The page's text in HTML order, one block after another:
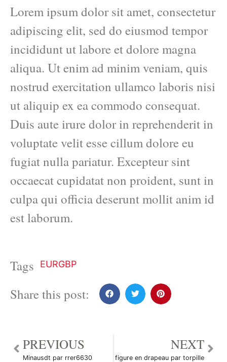
Lorem ipsum dolor sit amet, consectetur
adipiscing elit, sed do eiusmod tempor
incididunt ut labore et dolore magna
aliqua. Ut enim ad minim veniam, quis
nostrud exercitation ullamco laboris nisi
ut aliquip ex ea commodo consequat.
Duis aute irure dolor in reprehenderit in
voluptate velit esse cillum dolore eu
fugiat nulla pariatur. Excepteur sint
occaecat cupidatat non proident, sunt in
culpa qui officia deserunt mollit anim id
est laborum.
Tags EURGBP
Share this post:
PREVIOUS
Minausdt par rrer6630
NEXT
figure en drapeau par torpille